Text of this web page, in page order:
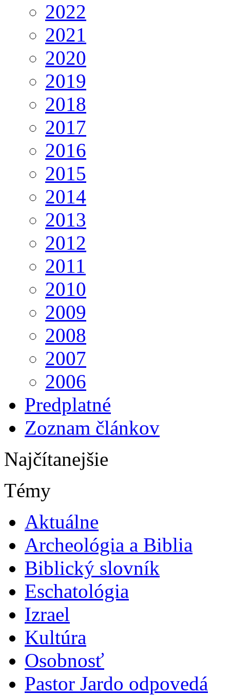
2022
2021
2020
2019
2018
2017
2016
2015
2014
2013
2012
2011
2010
2009
2008
2007
2006
Predplatné
Zoznam článkov
Najčítanejšie
Témy
Aktuálne
Archeológia a Biblia
Biblický slovník
Eschatológia
Izrael
Kultúra
Osobnosť
Pastor Jardo odpovedá